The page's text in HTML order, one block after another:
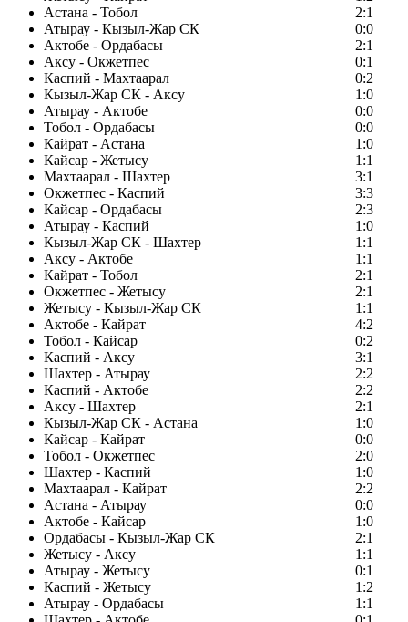
Астана - Тобол
2:1
Атырау - Кызыл-Жар СК
0:0
Актобе - Ордабасы
2:1
Аксу - Окжетпес
0:1
Каспий - Махтаарал
0:2
Кызыл-Жар СК - Аксу
1:0
Атырау - Актобе
0:0
Тобол - Ордабасы
0:0
Кайрат - Астана
1:0
Кайсар - Жетысу
1:1
Махтаарал - Шахтер
3:1
Окжетпес - Каспий
3:3
Кайсар - Ордабасы
2:3
Атырау - Каспий
1:0
Кызыл-Жар СК - Шахтер
1:1
Аксу - Актобе
1:1
Кайрат - Тобол
2:1
Окжетпес - Жетысу
2:1
Жетысу - Кызыл-Жар СК
1:1
Актобе - Кайрат
4:2
Тобол - Кайсар
0:2
Каспий - Аксу
3:1
Шахтер - Атырау
2:2
Каспий - Актобе
2:2
Аксу - Шахтер
2:1
Кызыл-Жар СК - Астана
1:0
Кайсар - Кайрат
0:0
Тобол - Окжетпес
2:0
Шахтер - Каспий
1:0
Махтаарал - Кайрат
2:2
Астана - Атырау
0:0
Актобе - Кайсар
1:0
Ордабасы - Кызыл-Жар СК
2:1
Жетысу - Аксу
1:1
Атырау - Жетысу
0:1
Каспий - Жетысу
1:2
Атырау - Ордабасы
1:1